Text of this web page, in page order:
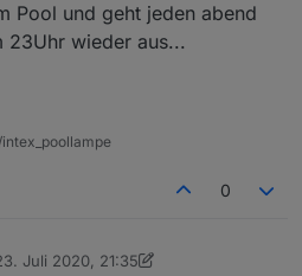
Pool und geht jeden abend
23Uhr wieder aus...
0
Juli 2020, 21:35
von Andy2008777. Feb. 2024, 18:52